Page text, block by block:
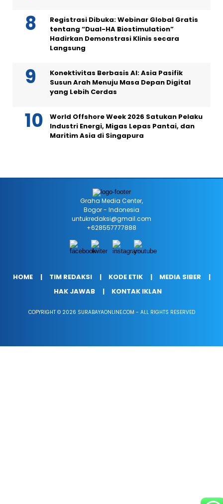
Registrasi Dibuka: Webinar Global Gratis
tentang “Dual-HA Biostimulation”
Hadirkan Demonstrasi Klinis secara
Langsung
Konektivitas Berbasis AI: Asia Pasifik
Susun Arah Menuju Masa Depan Digital
yang Lebih Cerdas
World Offshore Week 2026 Satukan Pelaku
Industri Energi, Migas Lepas Pantai, dan
Maritim Asia di Singapura
Graha Media Center,
Bogor - Indonesia
untukredaksi@gmail.com
+628557777888
HOME TIM REDAKSI KODE ETIK
MEDIA SIBER
HAK JAWAB
KONTAK IKLAN
COPYRIGHT © 2026 SURABAYAONLINE.COM - ALL RIGHTS RESERVED